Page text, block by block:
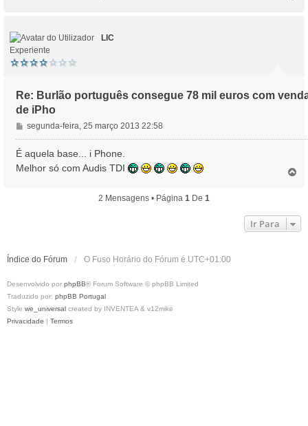
LIC
Experiente
Re: Burlão português consegue 78 mil euros com
de iPho
M
e
n
segunda-feira, 25 março 2013 22:58
É aquela base... i Phone.
Melhor só com Audis TDI
2 Mensagens • Página 1 De 1
Ir Para
Índice do Fórum O Fuso Horário do Fórum é UTC+01:00
Desenvolvido por phpBB® Forum Software © phpBB Limited
Traduzido por: phpBB Portugal
Style we_universal created by INVENTEA & v12mike
Privacidade | Termos